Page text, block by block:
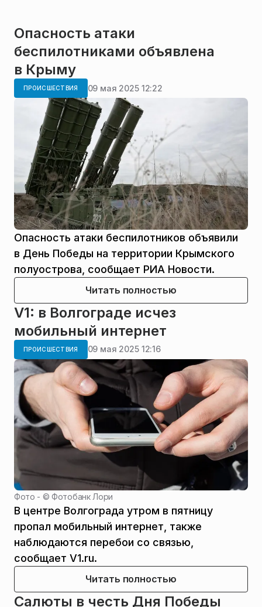
Опасность атаки
беспилотниками объявлена
в Крыму
ПРОИСШЕСТВИЯ 09 мая 2025 12:22
Опасность атаки беспилотников объявили
в День Победы на территории Крымского
полуострова, сообщает РИА Новости.
Читать полностью
V1: в Волгограде исчез
мобильный интернет
ПРОИСШЕСТВИЯ 09 мая 2025 12:16
Фото - ©Фотобанк Лори
В центре Волгограда утром в пятницу
пропал мобильный интернет, также
наблюдаются перебои со связью,
сообщает V1.ru.
Читать полностью
Салюты в честь Дня Победы